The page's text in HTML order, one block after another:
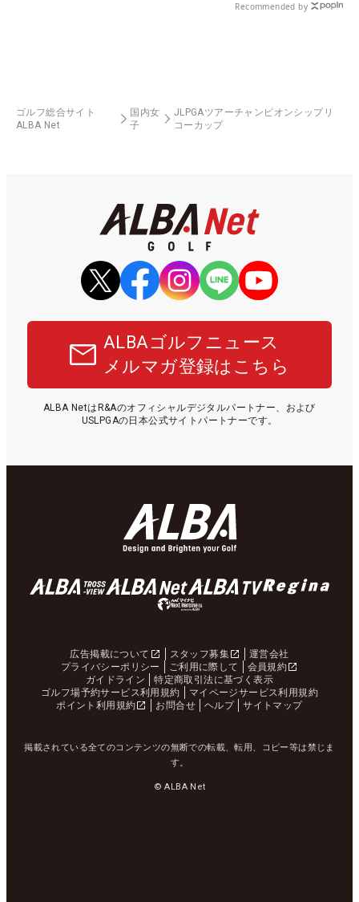
Recommended by
ゴルフ総合サイト
ALBA Net
国内女
子
JLPGAツアーチャンピオンシップリ
コーカップ
ALBAゴルフニュース
メルマガ登録はこちら
ALBA NetはR&Aのオフィシャルデジタルパートナー、および
USLPGAの日本公式サイトパートナーです。
広告掲載について スタッフ募集
運営会社
プライバシーポリシー
ご利用に際して
会員規約
ガイドライン
特定商取引法に基づく表示
ゴルフ場予約サービス利用規約
マイページサービス利用規約
ポイント利用規約
お問合せ ヘルプ サイトマップ
掲載されている全てのコンテンツの無断での転載、転用、コピー等は禁じま
す。
© ALBA Net